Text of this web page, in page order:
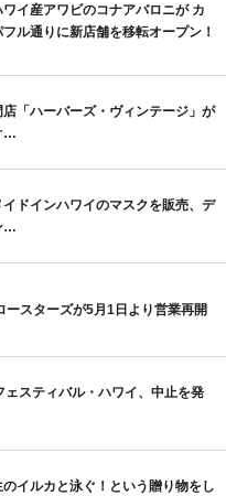
ワイ産アワビのコナアバロニが カ
フル通りに新店舗を移転オープン！
「ハーバーズ・ヴィンテージ」が
…
イドインハワイのマスクを販売、デ
…
ースターズが5月1日より営業再開
ェスティバル・ハワイ、中止を発
イルカと泳ぐ！という贈り物をし